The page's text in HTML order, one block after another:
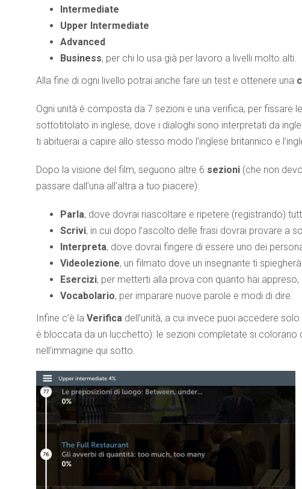
Intermediate
Upper Intermediate
Advanced
Business, per chi lo usa già per lavoro a livelli molto alti.
Alla fine di ogni livello potrai anche fare un test e ottenere una
Ogni unità è composta da 7 sezioni e una verifica, per fissare
sottotitolato in inglese, dove i dialoghi sono interpretati da
ti abituerai a capire allo stesso modo l’inglese britannico e
Dopo la visione del film, seguono altre 6 sezioni (che non
passare dall’una all’altra a tuo piacere):
Parla, dove dovrai riascoltare e ripetere (registrando)
Scrivi, in cui dopo l’ascolto delle frasi dovrai provare a
Interpreta, dove dovrai fingere di essere uno dei
Videolezione, un filmato dove un insegnante ti
Esercizi, per metterti alla prova con quanto hai appreso,
Vocabolario, per imparare nuove parole e modi di dire.
Infine c’è la Verifica dell’unità, a cui invece puoi accedere
è bloccata da un lucchetto): le sezioni completate si
nell’immagine qui sotto.